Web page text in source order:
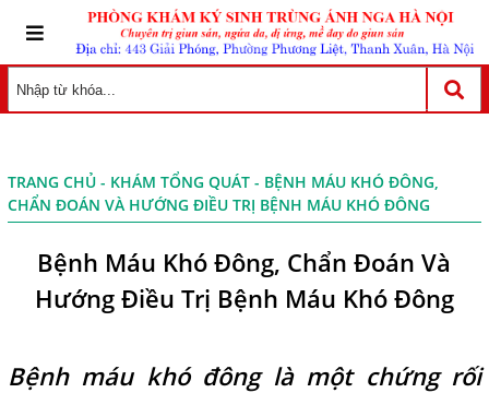
TRANG CHỦ- KHÁM TỔNG QUÁT- BỆNH MÁU KHÓ ĐÔNG,
CHẨN ĐOÁN VÀ HƯỚNG ĐIỀU TRỊ BỆNH MÁU KHÓ ĐÔNG
Bệnh Máu Khó Đông, Chẩn Đoán Và
Hướng Điều Trị Bệnh Máu Khó Đông
Bệnh máu khó đông là một chứng rối